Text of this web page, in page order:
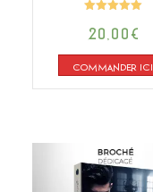
5.00
sur 5
20,00 €
COMMANDER ICI